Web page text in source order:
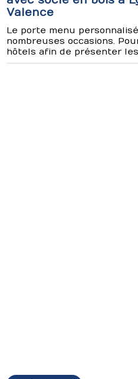
Valence
Le porte menu
nombreuses occasions.
hôtels afin de présenter